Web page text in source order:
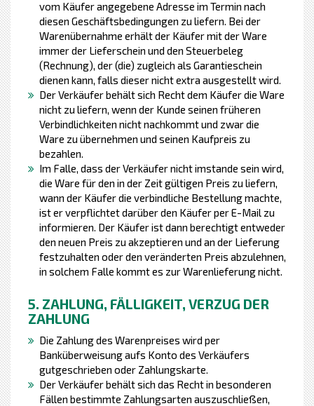
vom Käufer angegebene Adresse im Termin nach
diesen Geschäftsbedingungen zu liefern. Bei der
Warenübernahme erhält der Käufer mit der Ware
immer der Lieferschein und den Steuerbeleg
(Rechnung), der (die) zugleich als Garantieschein
dienen kann, falls dieser nicht extra ausgestellt wird.
Der Verkäufer behält sich Recht dem Käufer die Ware
nicht zu liefern, wenn der Kunde seinen früheren
Verbindlichkeiten nicht nachkommt und zwar die
Ware zu übernehmen und seinen Kaufpreis zu
bezahlen.
Im Falle, dass der Verkäufer nicht imstande sein wird,
die Ware für den in der Zeit gültigen Preis zu liefern,
wann der Käufer die verbindliche Bestellung machte,
ist er verpflichtet darüber den Käufer per E-Mail zu
informieren. Der Käufer ist dann berechtigt entweder
den neuen Preis zu akzeptieren und an der Lieferung
festzuhalten oder den veränderten Preis abzulehnen,
in solchem Falle kommt es zur Warenlieferung nicht.
5. ZAHLUNG, FÄLLIGKEIT, VERZUG DER
ZAHLUNG
Die Zahlung des Warenpreises wird per
Banküberweisung aufs Konto des Verkäufers
gutgeschrieben oder Zahlungskarte.
Der Verkäufer behält sich das Recht in besonderen
Fällen bestimmte Zahlungsarten auszuschließen,